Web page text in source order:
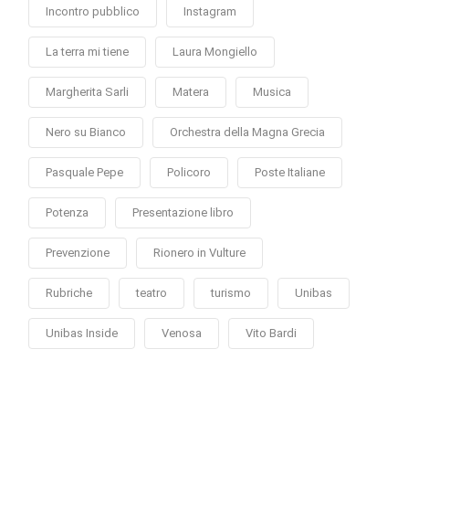
Incontro pubblico Instagram
La terra mi tiene Laura Mongiello
Margherita Sarli Matera Musica
Nero su Bianco Orchestra della Magna Grecia
Pasquale Pepe Policoro Poste Italiane
Potenza Presentazione libro
Prevenzione Rionero in Vulture
Rubriche teatro turismo Unibas
Unibas Inside Venosa Vito Bardi